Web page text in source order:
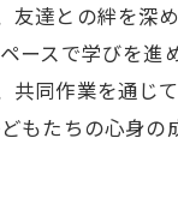
達との絆を深
スで学びを進
同作業を通じ
もたちの心身の